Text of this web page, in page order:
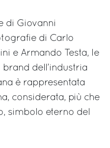
di Giovanni
di Carlo
e Armando Testa, le
dell’industria
è rappresentata
considerata, più che
simbolo eterno del